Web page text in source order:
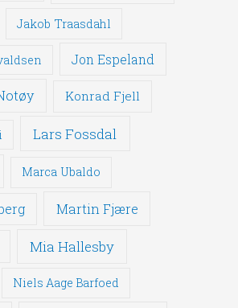
Jakob Traasdahl
Jon Espeland
Konrad Fjell
Lars Fossdal
Marca Ubaldo
Martin Fjære
Mia Hallesby
Niels Aage Barfoed